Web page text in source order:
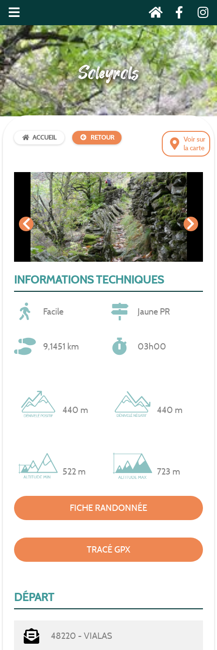
Soleyrols
Voir sur
la carte
ACCUEIL RETOUR
INFORMATIONS TECHNIQUES
Facile Jaune PR
9,1451 km 03h00
440 m 440 m
522 m 723 m
FICHE RANDONNÉE
TRACÉ GPX
DÉPART
48220 - VIALAS